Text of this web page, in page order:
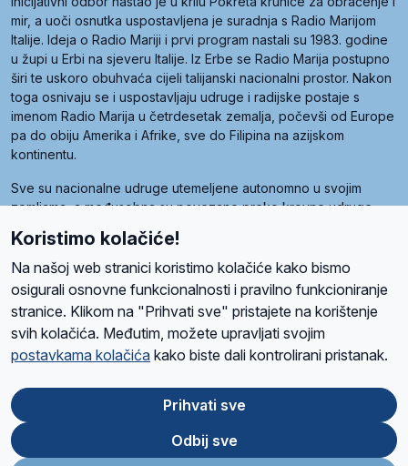
mir, a uoči osnutka uspostavljena je suradnja s Radio Marijom
Italije. Ideja o Radio Mariji i prvi program nastali su 1983. godine
u župi u Erbi na sjeveru Italije. Iz Erbe se Radio Marija postupno
širi te uskoro obuhvaća cijeli talijanski nacionalni prostor. Nakon
toga osnivaju se i uspostavljaju udruge i radijske postaje s
imenom Radio Marija u četrdesetak zemalja, počevši od Europe
pa do obiju Amerika i Afrike, sve do Filipina na azijskom
kontinentu.
Sve su nacionalne udruge utemeljene autonomno u svojim
zemljama, a međusobna su povezane preko krovne udruge
pod nazivom Svjetska obitelj Radio Marije (World Family of
Radio Maria). Svjetsku obitelj utemeljilo je sedam članica, među
kojima je i hrvatska Udruga Radio Marija.
O namaRadio ProgramVolonteriPrijateljiKontaktPravila privatnosti
Ova stranica je zaštićena Google reCAPTCHA sustavom
Store
Google
Play
Koristimo kolačiće!
Na našoj web stranici koristimo kolačiće kako bismo
osigurali osnovne funkcionalnosti i pravilno funkcioniranje
stranice. Klikom na "Prihvati sve" pristajete na korištenje
svih kolačića. Međutim, možete upravljati svojim
postavkama kolačića kako biste dali kontrolirani pristanak.
Prihvati sve
Odbij sve